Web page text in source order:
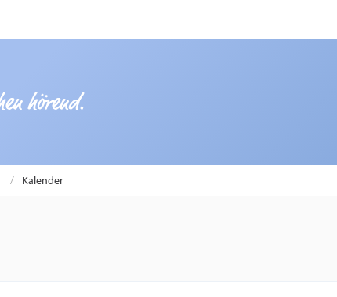
Kalender